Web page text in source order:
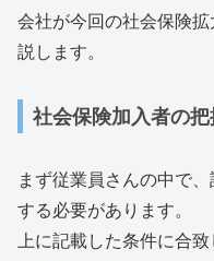
会社が今回の社会保険
説します。
社会保険加入者の把
まず従業員さんの中で
する必要があります。
上に記載した条件に合